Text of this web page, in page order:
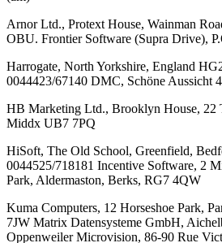
Arnor Ltd., Protext House, Wainman
OBU. Frontier Software (Supra Drive),
Harrogate, North Yorkshire, England
0044423/67140 DMC, Schöne Aussicht
HB Marketing Ltd., Brooklyn House, 22
Middx UB7 7PQ
HiSoft, The Old School, Greenfield,
0044525/718181 Incentive Software, 2
Park, Aldermaston, Berks, RG7 4QW
Kuma Computers, 12 Horseshoe Park,
7JW Matrix Datensysteme GmbH,
Oppenweiler Microvision, 86-90 Rue